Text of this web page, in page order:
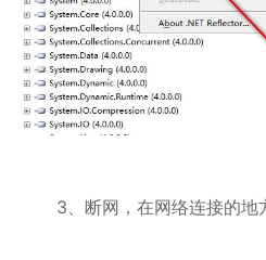
3、断网，在网络连接的地